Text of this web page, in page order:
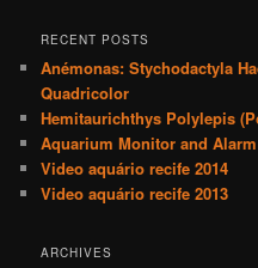
r
h
RECENT POSTS
Anémonas: Stychodactyla
Quadricolor
Hemitaurichthys Polylepis
Aquarium Monitor and
Video aquário recife 2014
Video aquário recife 2013
ARCHIVES